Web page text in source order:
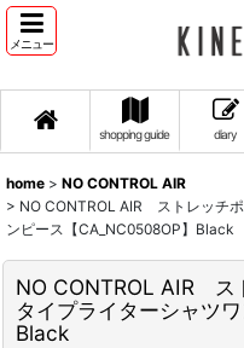
メニュー
shopping guide diary
home > NO CONTROL AIR
> NO CONTROL AIR ストレッチ
ンピース【CA_NC0508OP】Black
NO CONTROL AIR ス
タイプライターシャツ
Black